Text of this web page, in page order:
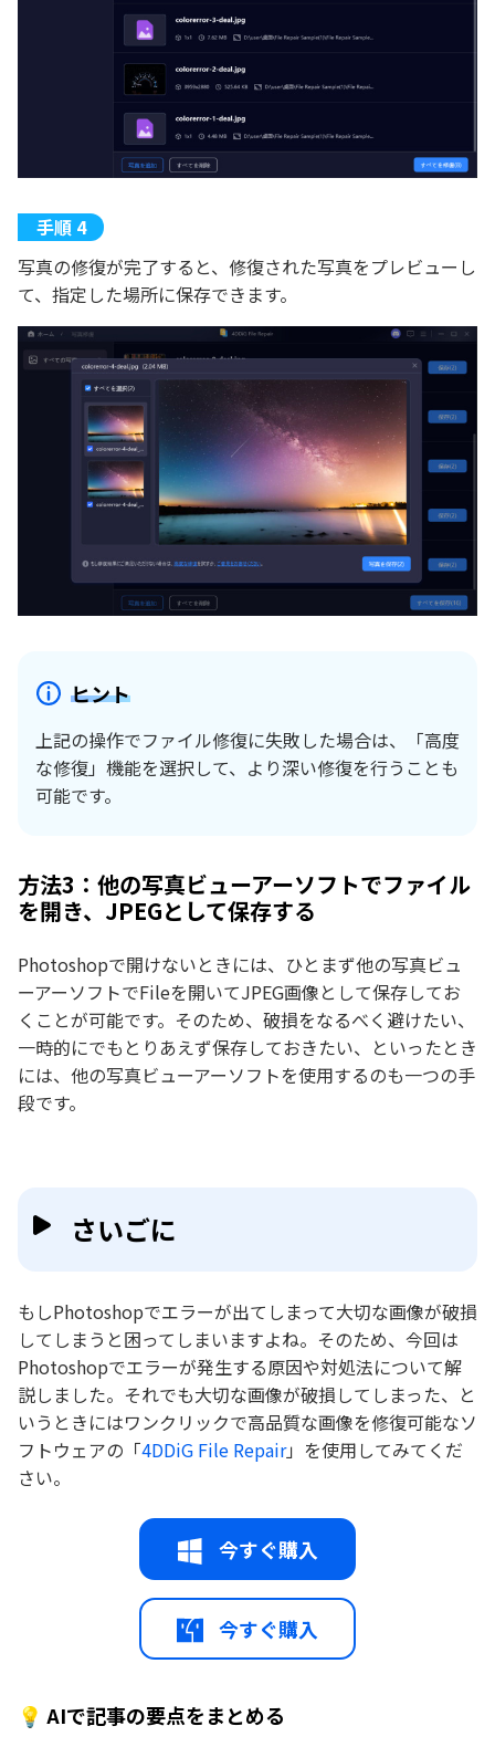
写真の修復が完了すると、修復された写真をプレビューし
て、指定した場所に保存できます。
ヒント
上記の操作でファイル修復に失敗した場合は、「高度
な修復」機能を選択して、より深い修復を行うことも
可能です。
方法3：他の写真ビューアーソフトでファイル
を開き、JPEGとして保存する
Photoshopで開けないときには、ひとまず他の写真ビュ
ーアーソフトでFileを開いてJPEG画像として保存してお
くことが可能です。そのため、破損をなるべく避けたい、
一時的にでもとりあえず保存しておきたい、といったとき
には、他の写真ビューアーソフトを使用するのも一つの手
段です。
さいごに
もしPhotoshopでエラーが出てしまって大切な画像が破損
してしまうと困ってしまいますよね。そのため、今回は
Photoshopでエラーが発生する原因や対処法について解
説しました。それでも大切な画像が破損してしまった、と
いうときにはワンクリックで高品質な画像を修復可能なソ
フトウェアの「4DDiG File Repair」を使用してみてくだ
さい。
今すぐ購入
今すぐ購入
💡 AIで記事の要点をまとめる